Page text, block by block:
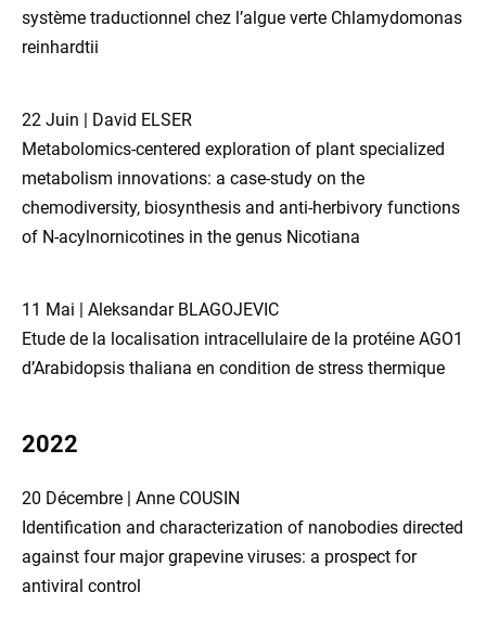
système traductionnel chez l’algue verte Chlamydomonas
reinhardtii
22 Juin | David ELSER
Metabolomics-centered exploration of plant specialized
metabolism innovations: a case-study on the
chemodiversity, biosynthesis and anti-herbivory functions
of N-acylnornicotines in the genus Nicotiana
11 Mai | Aleksandar BLAGOJEVIC
Etude de la localisation intracellulaire de la protéine AGO1
d’Arabidopsis thaliana en condition de stress thermique
2022
20 Décembre | Anne COUSIN
Identification and characterization of nanobodies directed
against four major grapevine viruses: a prospect for
antiviral control